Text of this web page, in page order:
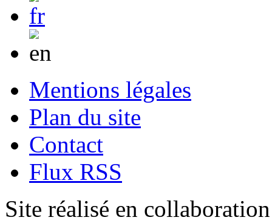
Mentions légales
Plan du site
Contact
Flux RSS
Site réalisé en